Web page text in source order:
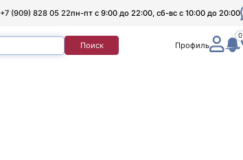
+7 (909) 828 05 22пн-пт с 9:00 до 22:00, сб-вс с 10:00 до 20:00
Поиск Профиль
0